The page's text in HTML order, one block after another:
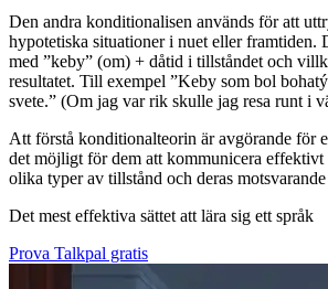
Den andra konditionalisen används för att
hypotetiska situationer i nuet eller framtiden.
med ”keby” (om) + dåtid i tillståndet och
resultatet. Till exempel ”Keby som bol
svete.” (Om jag var rik skulle jag resa runt i
Att förstå konditionalteorin är avgörande för
det möjligt för dem att kommunicera
olika typer av tillstånd och deras motsvarande
Det mest effektiva sättet att lära sig ett språk
Prova Talkpal gratis